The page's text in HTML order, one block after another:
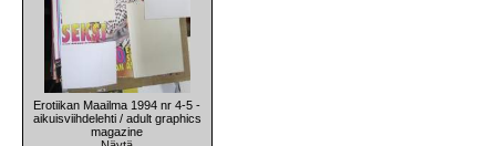
Erotiikan Maailma 1994 nr 4-5 -
aikuisviihdelehti / adult graphics
magazine